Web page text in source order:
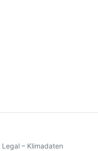
Legal– Klimadaten